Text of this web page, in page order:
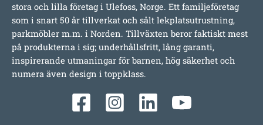
stora och lilla företag i Ulefoss, Norge. Ett familjeföretag
som i snart 50 år tillverkat och sålt lekplatsutrustning,
parkmöbler m.m. i Norden. Tillväxten beror faktiskt mest
på produkterna i sig; underhållsfritt, lång garanti,
inspirerande utmaningar för barnen, hög säkerhet och
numera även design i toppklass.